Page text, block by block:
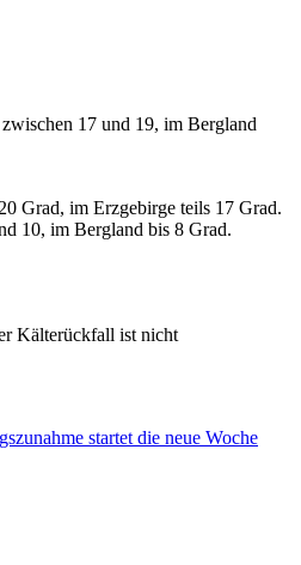
17 und 19, im Bergland
Grad, im Erzgebirge teils 17 Grad.
10, im Bergland bis 8 Grad.
Kälterückfall ist nicht
startet die neue Woche